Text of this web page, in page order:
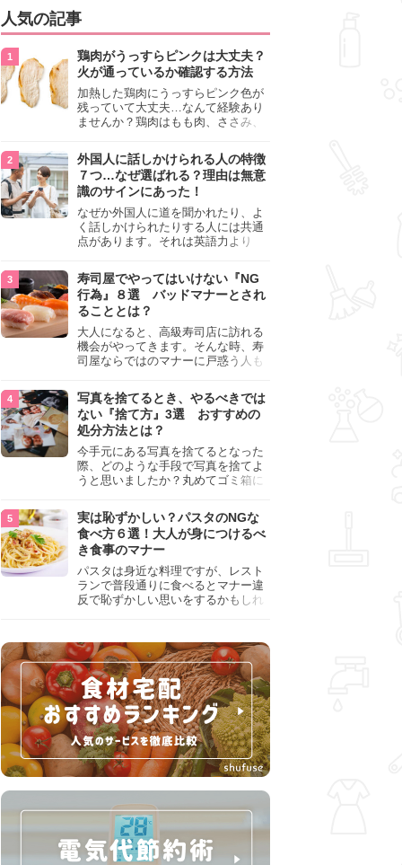
人気の記事
鶏肉がうっすらピンクは大丈夫？
火が通っているか確認する方法
加熱した鶏肉にうっすらピンク色が
残っていて大丈夫…なんて経験あり
ませんか？鶏肉はもも肉、ささみ、
わいが異なり、いろいろと楽しめる
料理ですが、鶏肉は加熱した後でも
うっすらピンク色の部分が大丈夫な
のと気になるときがあります。この
記事では生焼けか火が通っているの
かを確認する方法や、鶏肉を調理す
るときの注意点を紹介しますので、
参考にしてみてくださいね。
外国人に話しかけられる人の特徴
７つ…なぜ選ばれる？理由は無意
識のサインにあった！
なぜか外国人に道を聞かれたり、よ
く話しかけられたりする人には共通
点があります。それは英語力より
けても大丈夫」というサインが関係
しています。よく選ばれる人の特徴
や、英語が苦手でも焦らない対処
法、自分を守るための注意点を詳し
く解説します。
寿司屋でやってはいけない『NG
行為』８選 バッドマナーとされ
ることとは？
大人になると、高級寿司店に訪れる
機会がやってきます。そんな時、寿
司屋ならではのマナーに戸惑う人も
らためて寿司屋でやってはいけない
『NG行為』をチェックしましょう。
写真を捨てるとき、やるべきでは
ない『捨て方』3選 おすすめの
処分方法とは？
今手元にある写真を捨てるとなった
際、どのような手段で写真を捨てよ
うと思いましたか？丸めてゴミ箱に
真は個人情報が詰まっているので、
ただ丸めただけの状態で捨ててしま
うのは危険です。写真にすべきでは
ない捨て方をまとめているので、ぜ
ひチェックしておきましょう。
実は恥ずかしい？パスタのNGな
食べ方６選！大人が身につけるべ
き食事のマナー
パスタは身近な料理ですが、レスト
ランで普段通りに食べるとマナー違
反で恥ずかしい思いをするかもしれ
して、正しい食べ方を確認しましょ
う。大人の嗜みとして知っておきた
い新常識を解説します。